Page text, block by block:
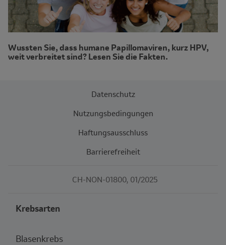
Wussten Sie, dass humane Papillomaviren, kurz HPV,
weit verbreitet sind? Lesen Sie die Fakten.
Datenschutz
Nutzungsbedingungen
Haftungsausschluss
Barrierefreiheit
CH-NON-01800, 01/2025
Krebsarten
Blasenkrebs